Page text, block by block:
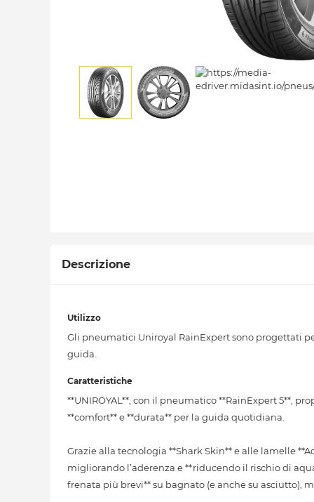
Descrizione
Utilizzo
Gli pneumatici Uniroyal RainExpert sono progettati
guida.
Caratteristiche
**UNIROYAL**, con il pneumatico **RainExpert 5**,
**comfort** e **durata** per la guida quotidiana.
Grazie alla tecnologia **Shark Skin** e alle lamelle
migliorando l’aderenza e **riducendo il rischio di
frenata più brevi** su bagnato (e anche su asciutto),